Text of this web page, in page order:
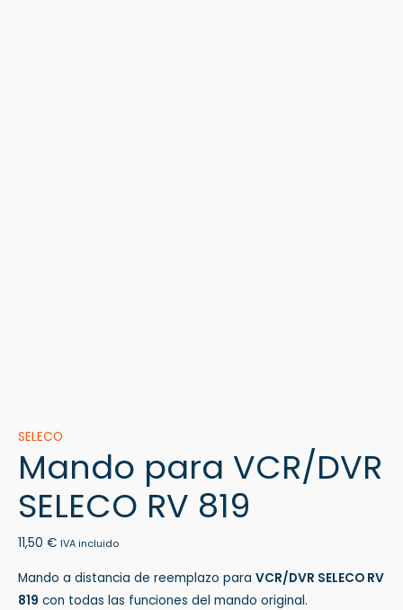
SELECO
Mando para VCR/DVR
SELECO RV 819
11,50 € IVA incluido
Mando a distancia de reemplazo para VCR/DVR SELECO RV
819 con todas las funciones del mando original.